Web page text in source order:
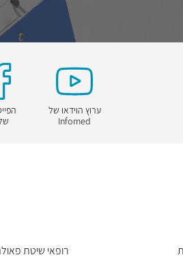
ערוץ הוידאו של
Infomed
רופאי שיטת